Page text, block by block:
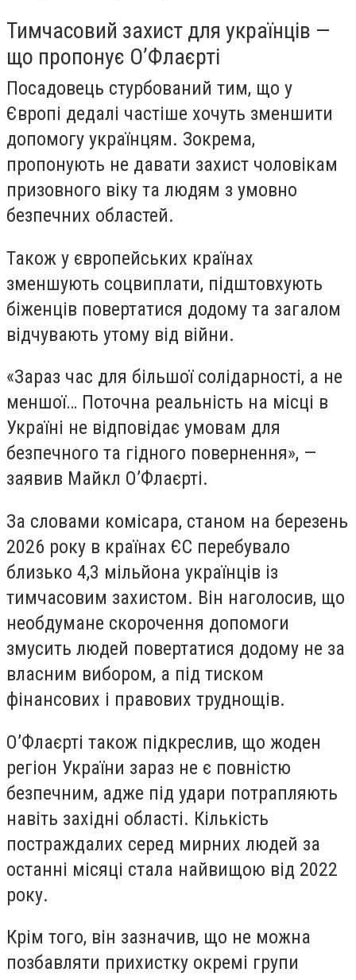
Тимчасовий захист для українців —
що пропонує О’Флаєрті
Посадовець стурбований тим, що у
Європі дедалі частіше хочуть зменшити
допомогу українцям. Зокрема,
пропонують не давати захист чоловікам
призовного віку та людям з умовно
безпечних областей.
Також у європейських країнах
зменшують соцвиплати, підштовхують
біженців повертатися додому та загалом
відчувають утому від війни.
«Зараз час для більшої солідарності, а не
меншої… Поточна реальність на місці в
Україні не відповідає умовам для
безпечного та гідного повернення», —
заявив Майкл О’Флаєрті.
За словами комісара, станом на березень
2026 року в країнах ЄС перебувало
близько 4,3 мільйона українців із
тимчасовим захистом. Він наголосив, що
необдумане скорочення допомоги
змусить людей повертатися додому не за
власним вибором, а під тиском
фінансових і правових труднощів.
О’Флаєрті також підкреслив, що жоден
регіон України зараз не є повністю
безпечним, адже під удари потрапляють
навіть західні області. Кількість
постраждалих серед мирних людей за
останні місяці стала найвищою від 2022
року.
Крім того, він зазначив, що не можна
позбавляти прихистку окремі групи